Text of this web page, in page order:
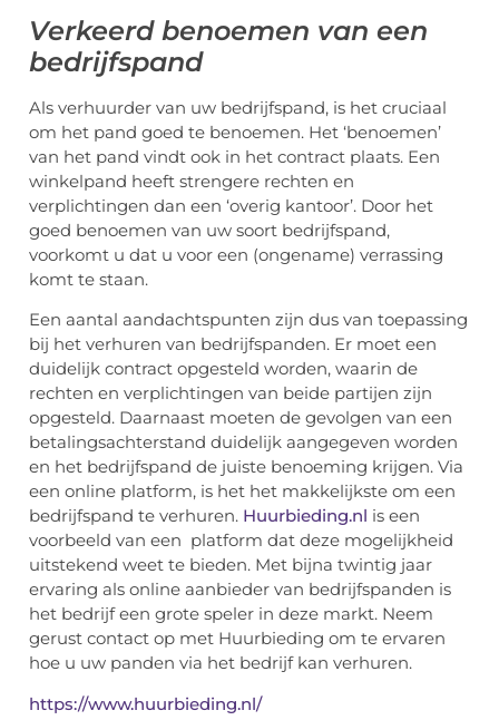
Verkeerd benoemen van een
bedrijfspand
Als verhuurder van uw bedrijfspand, is het cruciaal
om het pand goed te benoemen. Het ‘benoemen’
van het pand vindt ook in het contract plaats. Een
winkelpand heeft strengere rechten en
verplichtingen dan een ‘overig kantoor’. Door het
goed benoemen van uw soort bedrijfspand,
voorkomt u dat u voor een (ongename) verrassing
komt te staan.
Een aantal aandachtspunten zijn dus van toepassing
bij het verhuren van bedrijfspanden. Er moet een
duidelijk contract opgesteld worden, waarin de
rechten en verplichtingen van beide partijen zijn
opgesteld. Daarnaast moeten de gevolgen van een
betalingsachterstand duidelijk aangegeven worden
en het bedrijfspand de juiste benoeming krijgen. Via
een online platform, is het het makkelijkste om een
bedrijfspand te verhuren. Huurbieding.nl is een
voorbeeld van een platform dat deze mogelijkheid
uitstekend weet te bieden. Met bijna twintig jaar
ervaring als online aanbieder van bedrijfspanden is
het bedrijf een grote speler in deze markt. Neem
gerust contact op met Huurbieding om te ervaren
hoe u uw panden via het bedrijf kan verhuren.
https://www.huurbieding.nl/